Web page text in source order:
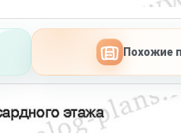
Похожие